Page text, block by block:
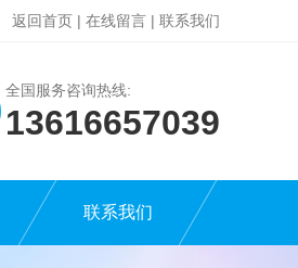
返回首页 | 在线留言 | 联系我们
全国服务咨询热线:
13616657039
联系我们